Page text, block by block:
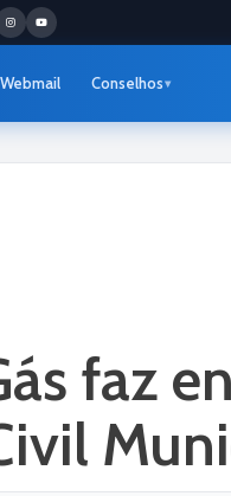
Webmail Conselhos
faz